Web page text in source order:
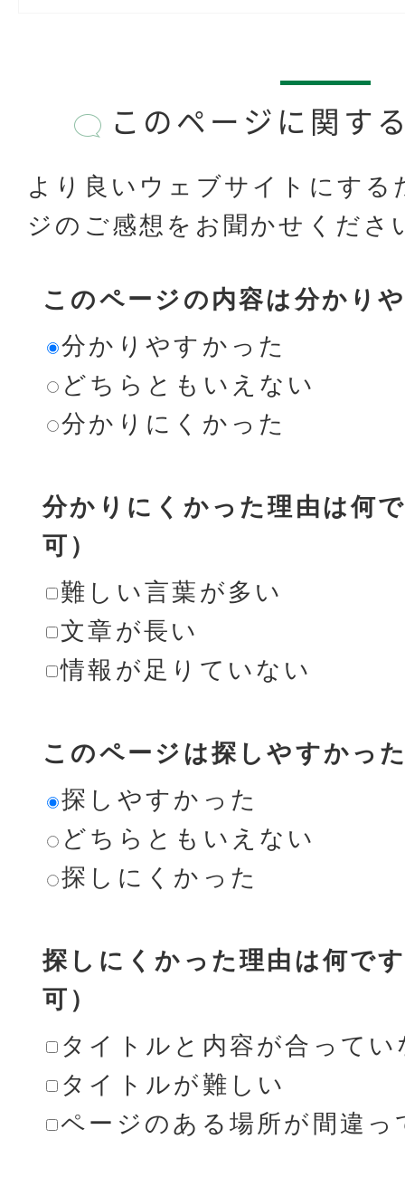
このページに関す
より良いウェブサイトにする
ジのご感想をお聞かせくださ
このページの内容は分かり
分かりやすかった
どちらともいえない
分かりにくかった
分かりにくかった理由は何
可）
難しい言葉が多い
文章が長い
情報が足りていない
このページは探しやすかっ
探しやすかった
どちらともいえない
探しにくかった
探しにくかった理由は何で
可）
タイトルと内容が合ってい
タイトルが難しい
ページのある場所が間違っ